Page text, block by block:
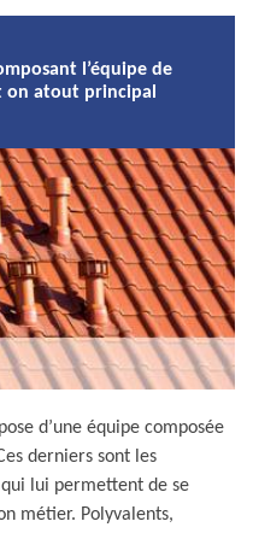
l’équipe de
on atout principal
d’une équipe composée
derniers sont les
lui permettent de se
métier. Polyvalents,